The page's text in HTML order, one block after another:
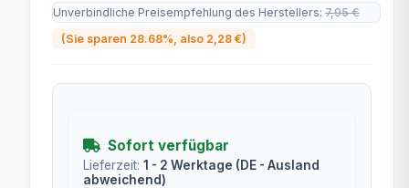
Unverbindliche Preisempfehlung des Herstellers: 7,95 €
(Sie sparen 28.68% , also 2,28 €)
Sofort verfügbar
Lieferzeit: 1 - 2 Werktage (DE - Ausland
abweichend)